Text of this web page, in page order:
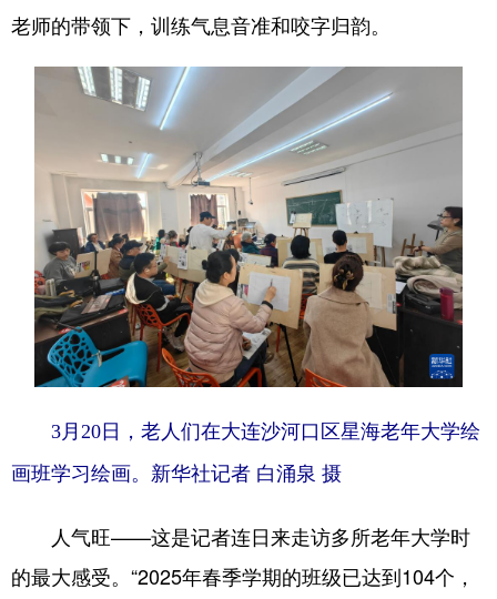
新疆 内蒙古 黑龙江
多语种频道
Español Français
Русский язык 日本語
Deutsch Português
老师的带领下，训练气息音准和咬字归韵。
3月20日，老人们在大连沙河口区星海老年大学绘
画班学习绘画。新华社记者 白涌泉 摄
人气旺——这是记者连日来走访多所老年大学时
的最大感受。“2025年春季学期的班级已达到104个，